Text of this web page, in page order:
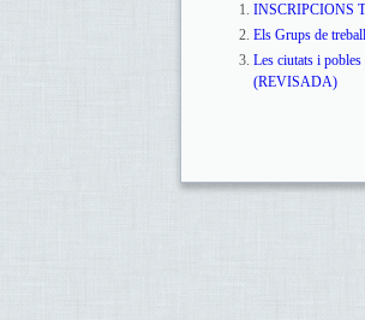
INSCRIPCIONS
Els Grups de
Les ciutats i
(REVISADA)